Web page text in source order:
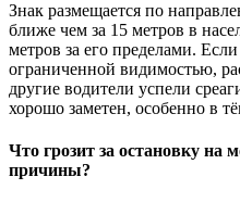
Знак размещается по
ближе чем за 15 метров в
метров за его пределами.
ограниченной видимостью,
другие водители успели
хорошо заметен, особенно в
Что грозит за остановку на
причины?